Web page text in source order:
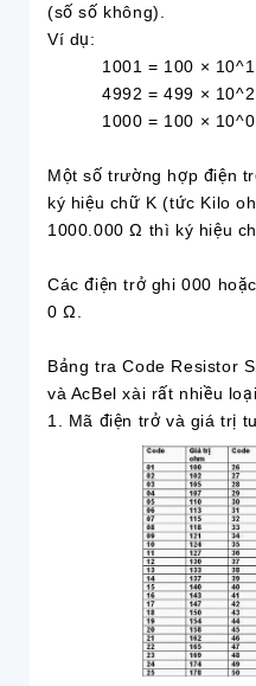
(số số không).
Ví dụ:
1001 = 100 × 10^1
4992 = 499 × 10^2
1000 = 100 × 10^0
Một số trường hợp điện
ký hiệu chữ K (tức Kilo
1000.000 Ω thì ký hiệu
Các điện trở ghi 000
0 Ω.
Bảng tra Code Resistor
và AcBel xài rất nhiều
1. Mã điện trở và giá trị